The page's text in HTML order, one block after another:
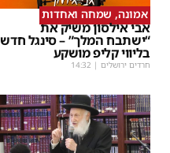
אמונה, שמחה ואחדות
אבי אילסון משיק את
“ישתבח המלך” – סינגל חדש
בליווי קליפ מושקע
חרדים ירושלים |
14:32